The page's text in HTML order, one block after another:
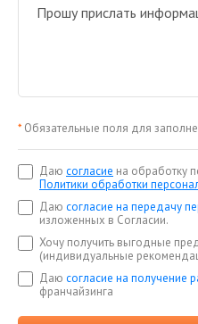
* Обязательные поля для
Даю согласие на обработку
Политики обработки
Даю согласие на передачу
изложенных в Согласии.
Хочу получить выгодные
(индивидуальные
Даю согласие на получение
франчайзинга